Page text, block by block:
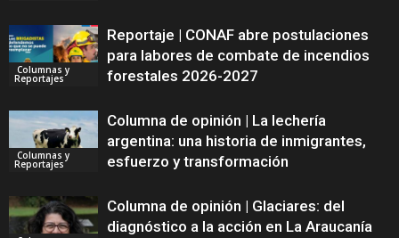
Columnas y
Reportajes
Reportaje | CONAF abre postulaciones
para labores de combate de incendios
forestales 2026-2027
Columnas y
Reportajes
Columna de opinión | La lechería
argentina: una historia de inmigrantes,
esfuerzo y transformación
Columna de opinión | Glaciares: del
diagnóstico a la acción en La Araucanía